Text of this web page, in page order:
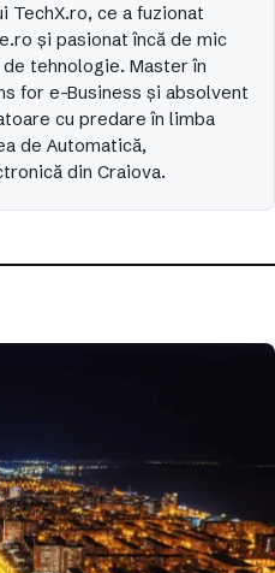
TechX.ro, ce a fuzionat
și pasionat încă de mic
tehnologie. Master în
for e-Business și absolvent
cu predare în limba
de Automatică,
din Craiova.